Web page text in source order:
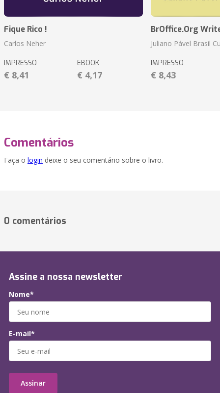
Fique Rico !
Carlos Neher
IMPRESSO
€ 8,41
EBOOK
€ 4,17
BrOffice.Org
Juliano Pável Brasil
IMPRESSO
€ 8,43
Comentários
Faça o login deixe o seu comentário sobre o livro.
0 comentários
Assine a nossa newsletter
Nome*
E-mail*
Assinar